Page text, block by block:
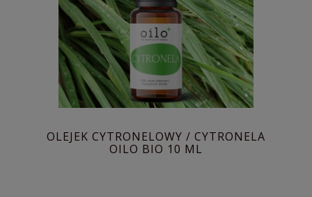
OLEJEK CYTRONELOWY / CYTRONELA
OILO BIO 10 ML